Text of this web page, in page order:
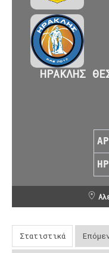
ΗΡΑΚΛΗΣ
Στατιστικά